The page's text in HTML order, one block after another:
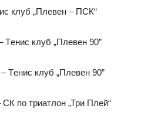
клуб „Плевен – ПСК“
клуб „Плевен 90”
Tенис клуб „Плевен 90”
по триатлон „Три Плей“